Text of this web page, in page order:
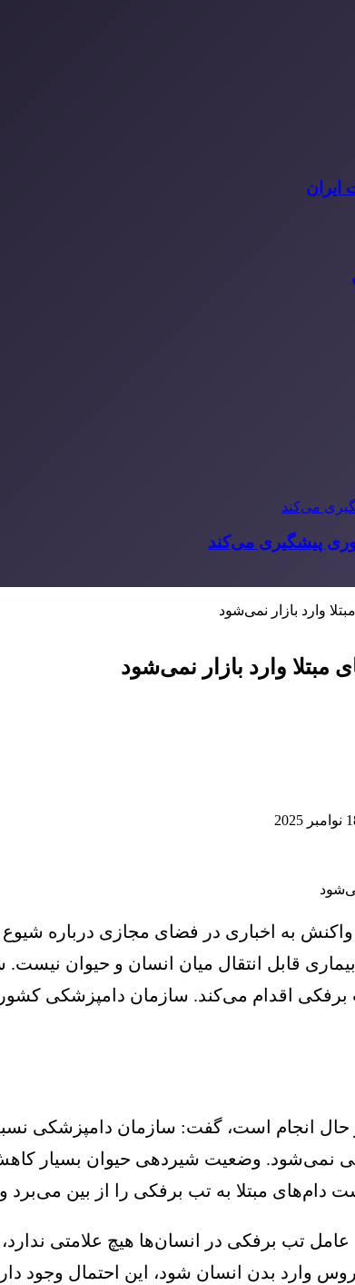
ایران
پیشگیری می‌کند
وارد بازار نمی‌شود
وارد بازار نمی‌شود
به اخباری در فضای مجازی درباره شیوع
قابل انتقال میان انسان و حیوان
اقدام می‌کند. سازمان دامپزشکی
در حال انجام است، گفت: سازمان دامپزشکی
نمی‌شود. وضعیت شیردهی حیوان بسیار
مبتلا به تب برفکی را از بین می‌برد و
عامل تب برفکی در انسان‌ها هیچ علامتی
وارد بدن انسان شود، این احتمال وجود